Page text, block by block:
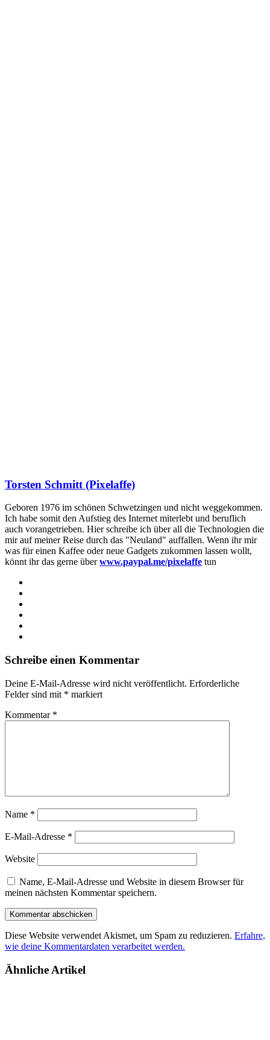
Torsten Schmitt (Pixelaffe)
Geboren 1976 im schönen Schwetzingen und nicht weggekommen.
Ich habe somit den Aufstieg des Internet miterlebt und beruflich
auch vorangetrieben. Hier schreibe ich über all die Technologien die
mir auf meiner Reise durch das "Neuland" auffallen. Wenn ihr mir
was für einen Kaffee oder neue Gadgets zukommen lassen wollt,
könnt ihr das gerne überwww.paypal.me/pixelaffe tun
Schreibe einen Kommentar
Deine E-Mail-Adresse wird nicht veröffentlicht. Erforderliche
Felder sind mit * markiert
Kommentar *
Name *
E-Mail-Adresse *
Website
Name, E-Mail-Adresse und Website in diesem Browser für
meinen nächsten Kommentar speichern.
Diese Website verwendet Akismet, um Spam zu reduzieren. Erfahre,
wie deine Kommentardaten verarbeitet werden.
Ähnliche Artikel